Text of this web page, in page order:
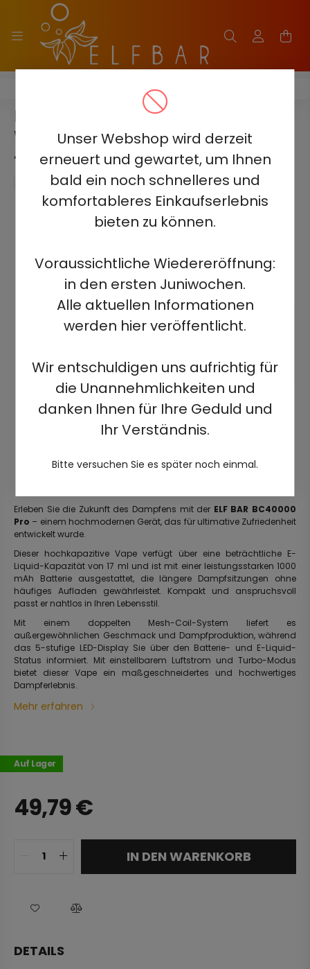
Unser Webshop wird derzeit
erneuert und gewartet, um Ihnen
bald ein noch schnelleres und
komfortableres Einkaufserlebnis
bieten zu können.
Voraussichtliche Wiedereröffnung:
in den ersten Juniwochen.
Alle aktuellen Informationen
werden hier veröffentlicht.
Wir entschuldigen uns aufrichtig für
die Unannehmlichkeiten und
danken Ihnen für Ihre Geduld und
Ihr Verständnis.
Bitte versuchen Sie es später noch einmal.
ELF BAR BC40000 PRO
ELF BAR BC40000 PRO -
WATERMELON PEACH FROST 5%
- RECHARGEABLE
Erleben Sie die Zukunft des Dampfens mit der ELF BAR BC40000
Pro – einem hochmodernen Gerät, das für ultimative Zufriedenheit
entwickelt wurde.
Dieser hochkapazitive Vape verfügt über eine beträchtliche E-
Liquid-Kapazität von 17 ml und ist mit einer leistungsstarken 1000
mAh Batterie ausgestattet, die längere Dampfsitzungen ohne
häufiges Aufladen gewährleistet. Kompakt und anspruchsvoll
passt er nahtlos in Ihren Lebensstil.
Mit einem doppelten Mesh-Coil-System liefert es
außergewöhnlichen Geschmack und Dampfproduktion, während
das 5-stufige LED-Display Sie über den Batterie- und E-Liquid-
Status informiert. Mit einstellbarem Luftstrom und Turbo-Modus
bietet dieser Vape ein maßgeschneidertes und hochwertiges
Dampferlebnis.
Mehr erfahren
Auf Lager
49,79€
IN DEN WARENKORB
DETAILS